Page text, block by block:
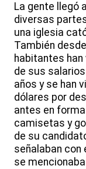
La gente llegó
diversas
una iglesia
También
habitantes
de sus
años y se han
dólares por
antes en
camisetas y
de su
señalaban con
se